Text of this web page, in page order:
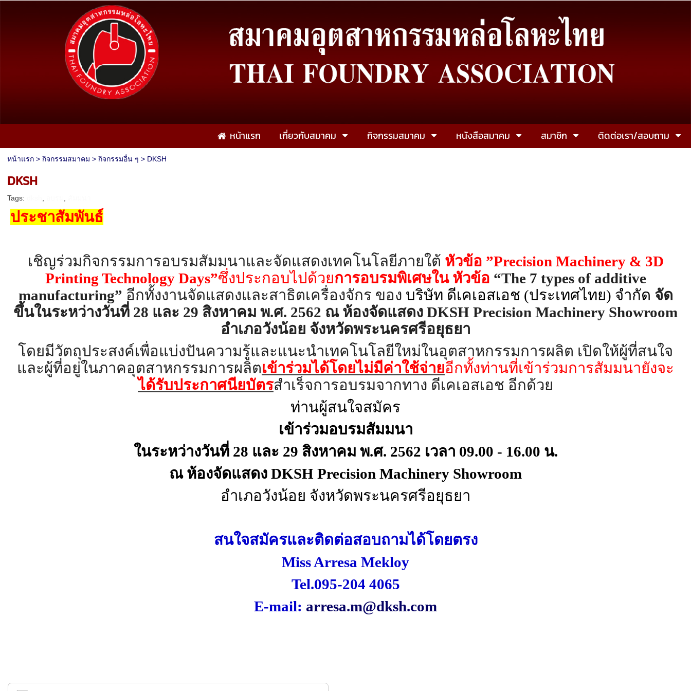
หน้าแรก เกี่ยวกับสมาคม กิจกรรมสมาคม หนังสือสมาคม สมาชิก ติดต่อเรา/สอบถาม
หน้าแรก> กิจกรรมสมาคม > กิจกรรมอื่น ๆ > DKSH
DKSH
Tags:
ประชาสัมพันธ์
เชิญร่วมกิจกรรมการอบรมสัมมนาและจัดแสดงเทคโนโลยีภายใต้ หัวข้อ ”Precision Machinery & 3D
Printing Technology Days”ซึ่งประกอบไปด้วยการอบรมพิเศษใน หัวข้อ “The 7 types of additive
manufacturing” อีกทั้งงานจัดแสดงและสาธิตเครื่องจักร ของ บริษัท ดีเคเอสเอช (ประเทศไทย) จำกัด จัด
ขึ้นในระหว่างวันที่ 28 และ 29 สิงหาคม พ.ศ. 2562 ณ ห้องจัดแสดง DKSH Precision Machinery Showroom
อำเภอวังน้อย จังหวัดพระนครศรีอยุธยา
โดยมีวัตถุประสงค์เพื่อแบ่งปันความรู้และแนะนำเทคโนโลยีใหม่ในอุตสาหกรรมการผลิต เปิดให้ผู้ที่สนใจ
และผู้ที่อยู่ในภาคอุตสาหกรรมการผลิตเข้าร่วมได้โดยไม่มีค่าใช้จ่ายอีกทั้งท่านที่เข้าร่วมการสัมมนายังจะ
ได้รับประกาศนียบัตรสำเร็จการอบรมจากทาง ดีเคเอสเอช อีกด้วย
ท่านผู้สนใจสมัคร
เข้าร่วมอบรมสัมมนา
ในระหว่างวันที่ 28 และ 29 สิงหาคม พ.ศ. 2562 เวลา 09.00 - 16.00 น.
ณ ห้องจัดแสดง DKSH Precision Machinery Showroom
อำเภอวังน้อย จังหวัดพระนครศรีอยุธยา
สนใจสมัครและติดต่อสอบถามได้โดยตรง
Miss Arresa Mekloy
Tel.095-204 4065
E-mail: arresa.m@dksh.com